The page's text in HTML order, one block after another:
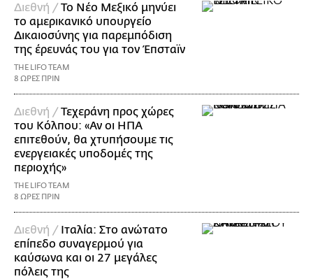
Διεθνή /Το Νέο Μεξικό μηνύει
το αμερικανικό υπουργείο
Δικαιοσύνης για παρεμπόδιση
της έρευνάς του για τον Έπσταϊν
THE LIFO TEAM
8 ΩΡΕΣ ΠΡΙΝ
Διεθνή /Τεχεράνη προς χώρες
του Κόλπου: «Αν οι ΗΠΑ
επιτεθούν, θα χτυπήσουμε τις
ενεργειακές υποδομές της
περιοχής»
THE LIFO TEAM
8 ΩΡΕΣ ΠΡΙΝ
Διεθνή / Ιταλία: Στο ανώτατο
επίπεδο συναγερμού για
καύσωνα και οι 27 μεγάλες
πόλεις της